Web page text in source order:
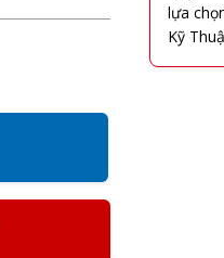
lựa
Kỹ